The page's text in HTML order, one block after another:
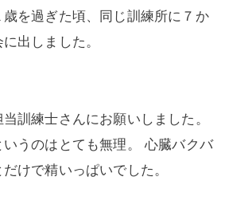
を過ぎた頃、同じ訓練所に７か
出しました。
訓練士さんにお願いしました。
うのはとても無理。 心臓バクバ
けで精いっぱいでした。